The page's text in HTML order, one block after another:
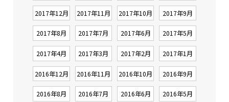
2017年12月 2017年11月 2017年10月 2017年9月
2017年8月 2017年7月 2017年6月 2017年5月
2017年4月 2017年3月 2017年2月 2017年1月
2016年12月 2016年11月 2016年10月 2016年9月
2016年8月 2016年7月 2016年6月 2016年5月